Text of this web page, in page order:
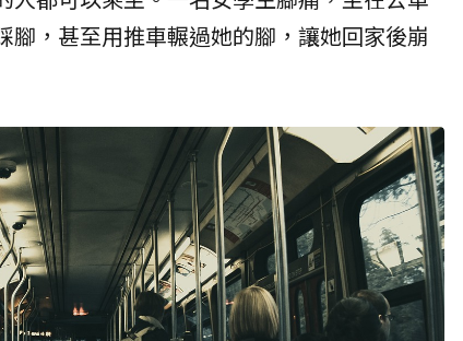
腳，甚至用推車輾過她的腳，讓她回家後崩